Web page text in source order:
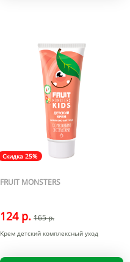
Скидка 25%
FRUIT MONSTERS
124 р. 165 р.
Крем детский комплексный уход